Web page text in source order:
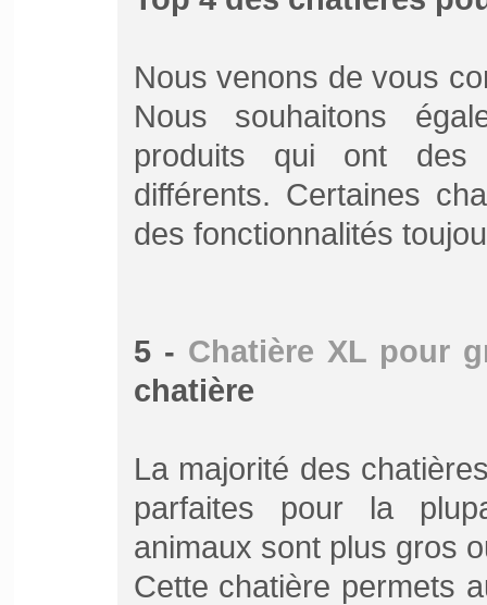
Nous venons de vous
Nous souhaitons
produits qui ont des
différents. Certaines
des fonctionnalités
5 - Chatière XL pour
chatière
La majorité des
parfaites pour la
animaux sont plus gros
Cette chatière permets